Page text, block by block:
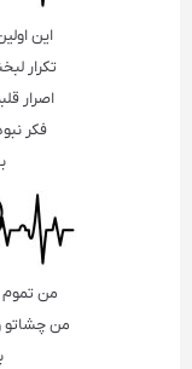
این
تکرار
اصرار
فکر
من تموم
من چشاتو